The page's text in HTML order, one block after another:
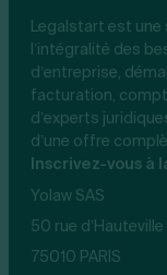
Legalstart est
l’intégralité des
d’entreprise,
facturation,
d’experts
d’une offre
Inscrivez-vous à
Yolaw SAS
50 rue d’Hauteville
75010 PARIS